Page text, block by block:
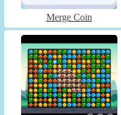
Merge Coin